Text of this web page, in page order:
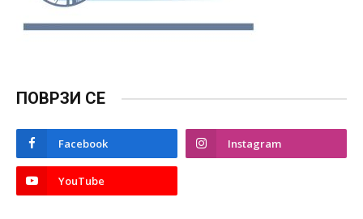
ПОВРЗИ СЕ
Facebook Instagram
YouTube